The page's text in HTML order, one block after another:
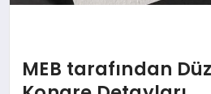
MEB tarafından